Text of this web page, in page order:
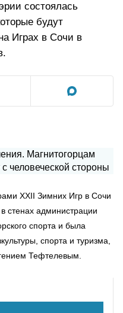
состоялась
будут
Играх в Сочи в
XXII Зимних Игр в Сочи
стенах администрации
спорта и была
спорта и туризма,
Тефтелевым.